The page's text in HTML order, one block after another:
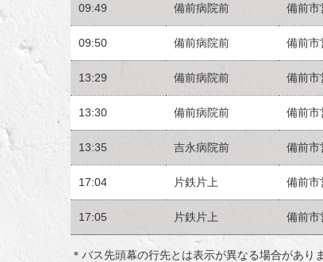
09:49 備前病院前 備前市
09:50 備前病院前 備前市
13:29 備前病院前 備前市
13:30 備前病院前 備前市
13:35 吉永病院前 備前市
17:04 片鉄片上 備前市
17:05 片鉄片上 備前市
＊バス先頭幕の行先とは表示が異なる場合がありま